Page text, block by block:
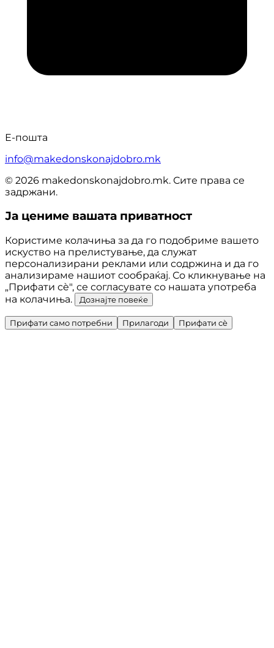
Е-пошта
info@makedonskonajdobro.mk
© 2026 makedonskonajdobro.mk. Сите права се
задржани.
Ја цениме вашата приватност
Користиме колачиња за да го подобриме вашето
искуство на прелистување, да служат
персонализирани реклами или содржина и да го
анализираме нашиот сообраќај. Со кликнување на
„Прифати сè", се согласувате со нашата употреба
на колачиња.
Дознајте повеќе
Прифати само потребни Прилагоди Прифати сè